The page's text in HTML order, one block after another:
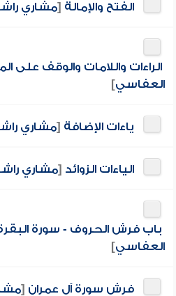
الفتح والإمالة [مشاري
الراءات واللامات والوقف على
العفاسي]
ياءات الإضافة [مشاري
الياءات الزوائد [مشاري
باب فرش الحروف - سورة
العفاسي]
فرش سورة آل عمران [